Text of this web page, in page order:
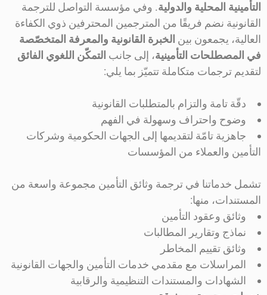
التأمينية المحلية والدولية. وفي مؤسسة التواصل للترجمة
القانونية نضم فريقًا من المترجمين المحترفين ذوي الكفاءة
العالية، يجمعون بين الخبرة القانونية والمعرفة المتخصّصة
في المصطلحات التأمينية، إلى جانب التمكّن اللغوي الفائق
لتقديم ترجمات متكاملة تتميّز بما يلي:
دقّة تامة والتزام بالمتطلبات القانونية
وضوح واحتراف وسهولة في الفهم
جاهزية تامّة لتقديمها إلى الجهات الحكومية وشركات
التأمين والعملاء من المؤسسات
تشمل خدماتنا في ترجمة وثائق التأمين مجموعة واسعة من
المستندات، منها:
وثائق وعقود التأمين
نماذج وتقارير المطالبات
وثائق تقييم المخاطر
المراسلات مع مقدمي خدمات التأمين والجهات القانونية
الشهادات والمستندات التنظيمية والرقابية